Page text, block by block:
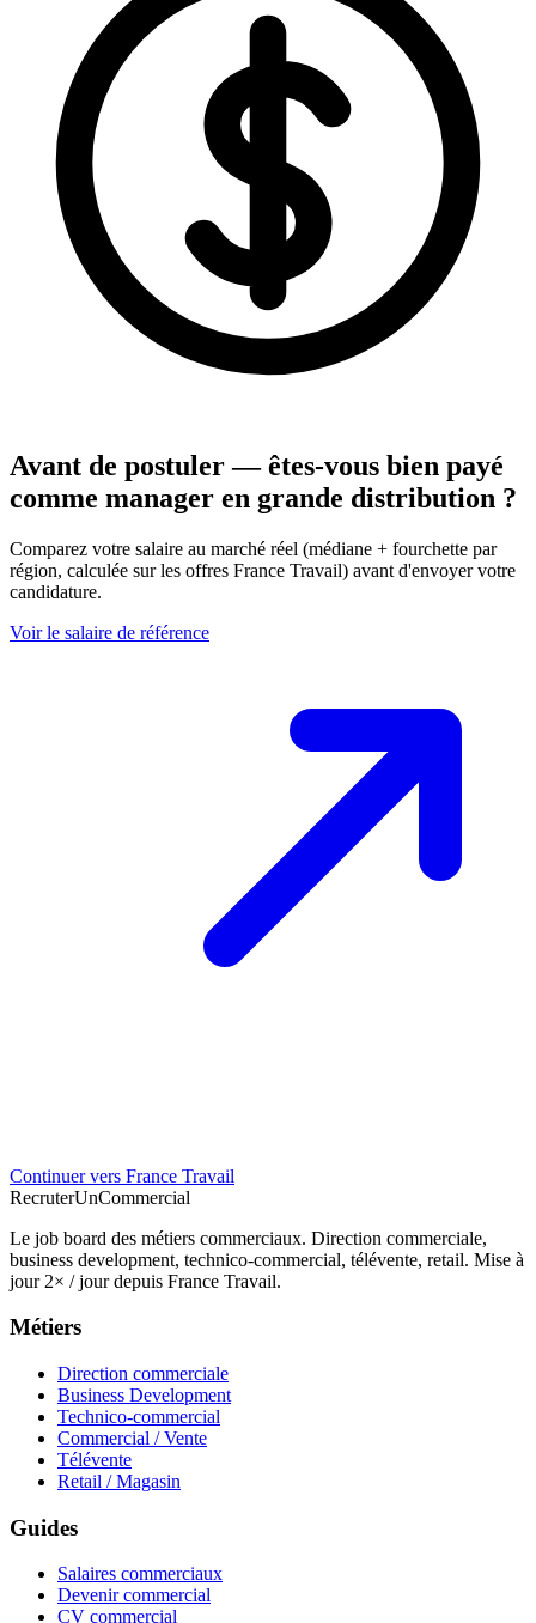
Avant de postuler — êtes-vous bien payé
comme manager en grande distribution ?
Comparez votre salaire au marché réel (médiane + fourchette par
région, calculée sur les offres France Travail) avant d'envoyer votre
candidature.
Voir le salaire de référence
Continuer vers France Travail
RecruterUnCommercial
Le job board des métiers commerciaux. Direction commerciale,
business development, technico-commercial, télévente, retail. Mise à
jour 2× / jour depuis France Travail.
Métiers
Direction commerciale
Business Development
Technico-commercial
Commercial / Vente
Télévente
Retail / Magasin
Guides
Salaires commerciaux
Devenir commercial
CV commercial